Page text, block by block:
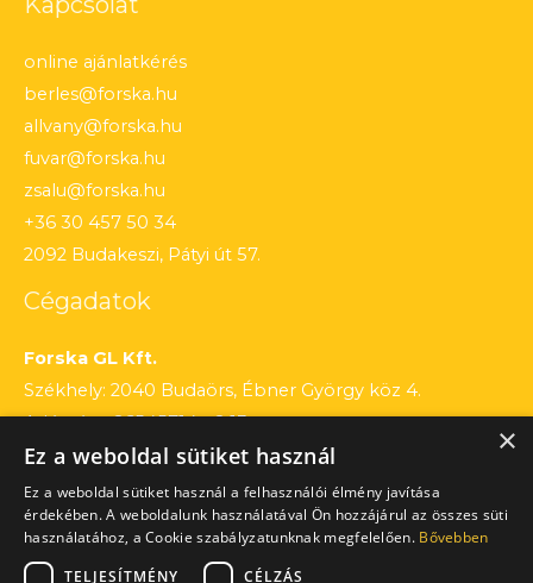
online ajánlatkérés
berles@forska.hu
allvany@forska.hu
fuvar@forska.hu
zsalu@forska.hu
+36 30 457 50 34
2092 Budakeszi, Pátyi út 57.
Cégadatok
Forska GL Kft.
Székhely: 2040 Budaörs, Ébner György köz 4.
Adószám: 26545714 – 2 13
Cégjegyzékszám: 13 – 09 – 195803
Számlaszám: 12010154 – 01660751 – 00100001
×
Ez a weboldal sütiket használ
Ez a weboldal sütiket használ a felhasználói élmény javítása
érdekében. A weboldalunk használatával Ön hozzájárul az összes süti
használatához, a Cookie szabályzatunknak megfelelően. Bővebben
TELJESÍTMÉNY
CÉLZÁS